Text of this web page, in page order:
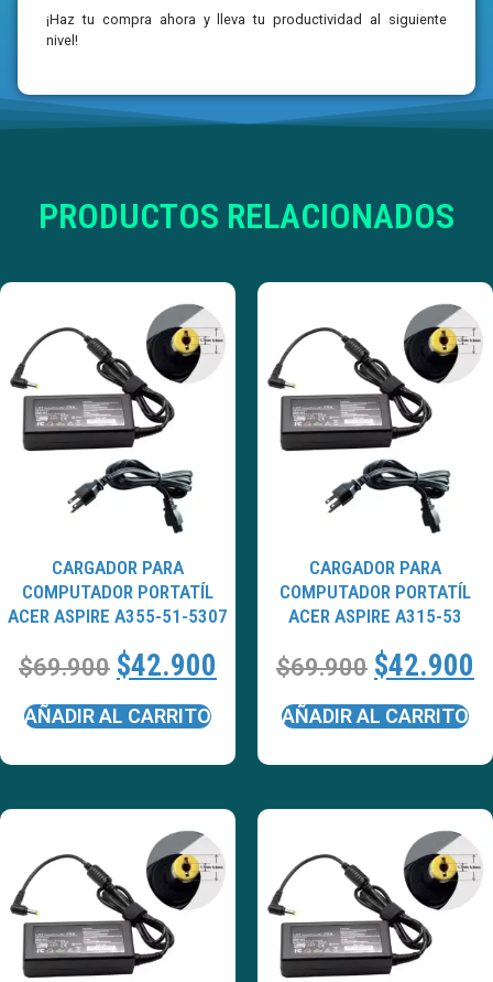
¡Haz tu compra ahora y lleva tu productividad al siguiente
nivel!
PRODUCTOS RELACIONADOS
CARGADOR PARA
COMPUTADOR PORTATÍL
ACER ASPIRE A355-51-5307
$69.900 $42.900
AÑADIR AL CARRITO
CARGADOR PARA
COMPUTADOR PORTATÍL
ACER ASPIRE A315-53
$69.900 $42.900
AÑADIR AL CARRITO